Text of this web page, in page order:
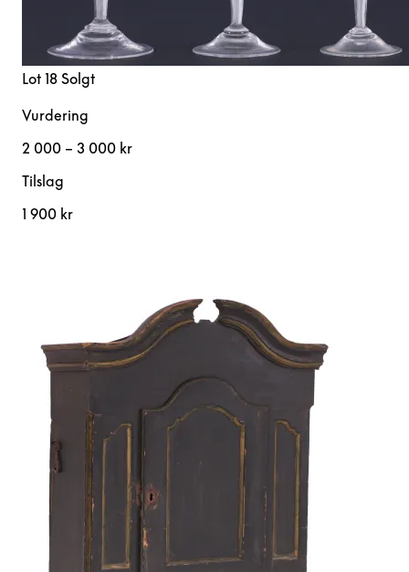
Lot 18 Solgt
Vurdering
2 000 – 3 000 kr
Tilslag
1 900 kr